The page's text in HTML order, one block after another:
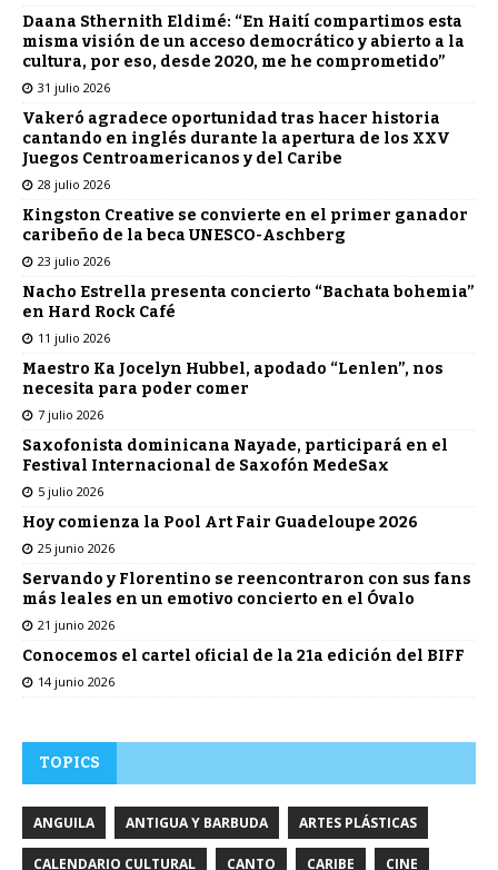
Daana Sthernith Eldimé: “En Haití compartimos esta
misma visión de un acceso democrático y abierto a la
cultura, por eso, desde 2020, me he comprometido”
31 julio 2026
Vakeró agradece oportunidad tras hacer historia
cantando en inglés durante la apertura de los XXV
Juegos Centroamericanos y del Caribe
28 julio 2026
Kingston Creative se convierte en el primer ganador
caribeño de la beca UNESCO-Aschberg
23 julio 2026
Nacho Estrella presenta concierto “Bachata bohemia”
en Hard Rock Café
11 julio 2026
Maestro Ka Jocelyn Hubbel, apodado “Lenlen”, nos
necesita para poder comer
7 julio 2026
Saxofonista dominicana Nayade, participará en el
Festival Internacional de Saxofón MedeSax
5 julio 2026
Hoy comienza la Pool Art Fair Guadeloupe 2026
25 junio 2026
Servando y Florentino se reencontraron con sus fans
más leales en un emotivo concierto en el Óvalo
21 junio 2026
Conocemos el cartel oficial de la 21a edición del BIFF
14 junio 2026
TOPICS
ANGUILA ANTIGUA Y BARBUDA ARTES PLÁSTICAS
CALENDARIO CULTURAL CANTO CARIBE CINE